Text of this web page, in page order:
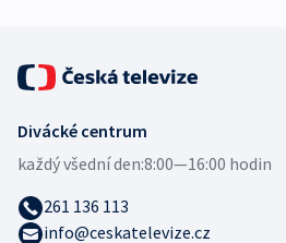
Divácké centrum
každý všední den:8:00—16:00 hodin
261 136 113
info@ceskatelevize.cz